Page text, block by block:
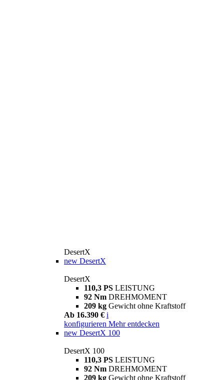
DesertX
new DesertX
DesertX
110,3 PS LEISTUNG
92 Nm DREHMOMENT
209 kg Gewicht ohne Kraftstoff
Ab 16.390 € i
konfigurieren Mehr entdecken
new DesertX 100
DesertX 100
110,3 PS LEISTUNG
92 Nm DREHMOMENT
209 kg Gewicht ohne Kraftstoff